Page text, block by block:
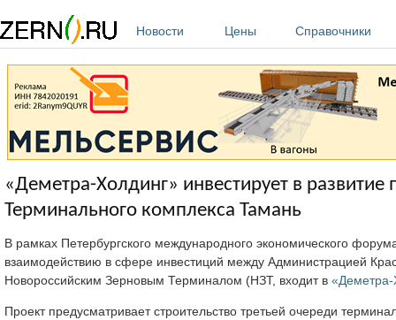
Новости
Цены Справочники
«Деметра-Холдинг» инвестирует в
Терминального комплекса Тамань
В рамках Петербургского международного экономического
взаимодействию в сфере инвестиций между Администрацией
Новороссийским Зерновым Терминалом (НЗТ, входит в «Деметра-
Проект предусматривает строительство третьей очереди